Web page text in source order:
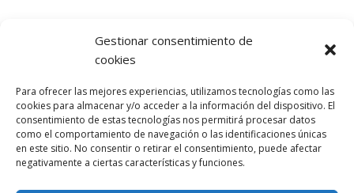
Gestionar consentimiento de
cookies
Para ofrecer las mejores experiencias, utilizamos tecnologías como las
cookies para almacenar y/o acceder a la información del dispositivo. El
consentimiento de estas tecnologías nos permitirá procesar datos
como el comportamiento de navegación o las identificaciones únicas
en este sitio. No consentir o retirar el consentimiento, puede afectar
negativamente a ciertas características y funciones.
Deja una respuesta
comentario.
Entra con tu red social
He leído y acepto laPolítica de Privacidad